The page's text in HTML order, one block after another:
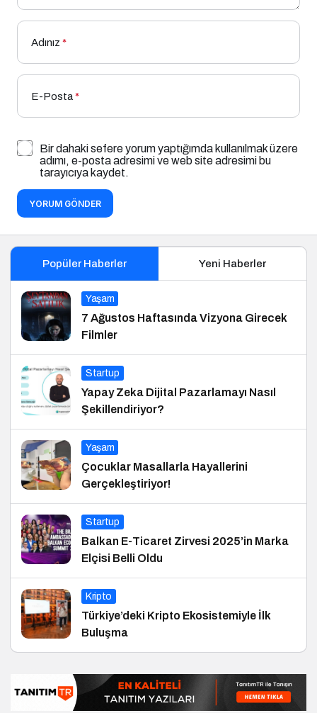
Adınız *
E-Posta*
Bir dahaki sefere yorum yaptığımda kullanılmak üzere
adımı, e-posta adresimi ve web site adresimi bu
tarayıcıya kaydet.
YORUM GÖNDER
Popüler Haberler Yeni Haberler
Yaşam
7 Ağustos Haftasında Vizyona Girecek
Filmler
Startup
Yapay Zeka Dijital Pazarlamayı Nasıl
Şekillendiriyor?
Yaşam
Çocuklar Masallarla Hayallerini
Gerçekleştiriyor!
Startup
Balkan E-Ticaret Zirvesi 2025’in Marka
Elçisi Belli Oldu
Kripto
Türkiye’deki Kripto Ekosistemiyle İlk
Buluşma